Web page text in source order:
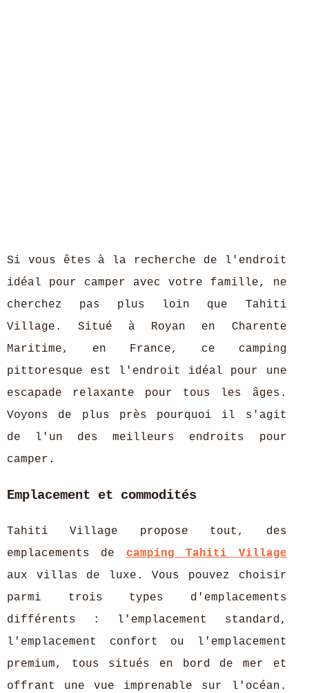
Si vous êtes à la recherche de l'endroit
idéal pour camper avec votre famille, ne
cherchez pas plus loin que Tahiti
Village. Situé à Royan en Charente
Maritime, en France, ce camping
pittoresque est l'endroit idéal pour une
escapade relaxante pour tous les âges.
Voyons de plus près pourquoi il s'agit
de l'un des meilleurs endroits pour
camper.
Emplacement et commodités
Tahiti Village propose tout, des
emplacements de camping Tahiti Village
aux villas de luxe. Vous pouvez choisir
parmi trois types d'emplacements
différents : l'emplacement standard,
l'emplacement confort ou l'emplacement
premium, tous situés en bord de mer et
offrant une vue imprenable sur l'océan.